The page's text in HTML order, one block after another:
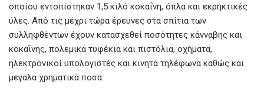
οποίου εντοπίστηκαν 1,5 κιλό κοκαΐνη, όπλα και εκρηκτικές
ύλες. Από τις μέχρι τώρα έρευνες στα σπίτια των
συλληφθέντων έχουν κατασχεθεί ποσότητες κάνναβης και
κοκαΐνης, πολεμικά τυφέκια και πιστόλια, οχήματα,
ηλεκτρονικοί υπολογιστές και κινητά τηλέφωνα καθώς και
μεγάλα χρηματικά ποσά.